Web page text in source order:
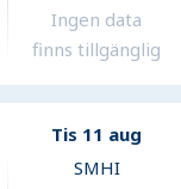
Ingen data
finns tillgänglig
Tis 11 aug
SMHI